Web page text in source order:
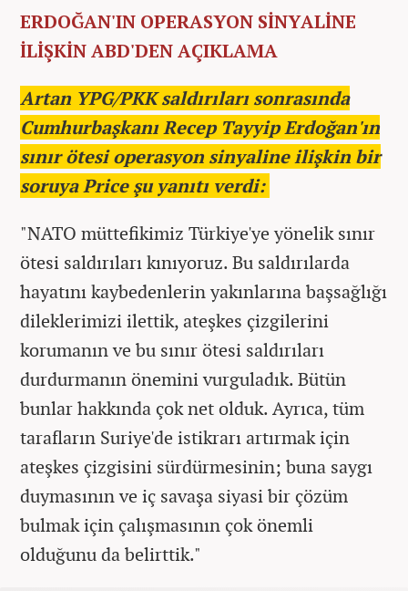
ERDOĞAN'IN OPERASYON SİNYALİNE
İLİŞKİN ABD'DEN AÇIKLAMA
Artan YPG/PKK saldırıları sonrasında
Cumhurbaşkanı Recep Tayyip Erdoğan'ın
sınır ötesi operasyon sinyaline ilişkin bir
soruya Price şu yanıtı verdi:
"NATO müttefikimiz Türkiye'ye yönelik sınır
ötesi saldırıları kınıyoruz. Bu saldırılarda
hayatını kaybedenlerin yakınlarına başsağlığı
dileklerimizi ilettik, ateşkes çizgilerini
korumanın ve bu sınır ötesi saldırıları
durdurmanın önemini vurguladık. Bütün
bunlar hakkında çok net olduk. Ayrıca, tüm
tarafların Suriye'de istikrarı artırmak için
ateşkes çizgisini sürdürmesinin; buna saygı
duymasının ve iç savaşa siyasi bir çözüm
bulmak için çalışmasının çok önemli
olduğunu da belirttik."